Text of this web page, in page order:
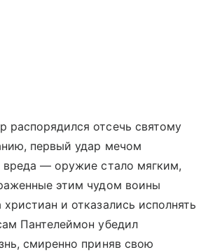
распорядился отсечь святому
первый удар мечом
вреда — оружие стало мягким,
этим чудом воины
и отказались исполнять
Пантелеймон убедил
смиренно приняв свою